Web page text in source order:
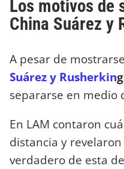
Los motivos de
China Suárez y
A pesar de
Suárez y Rusherkin
separarse en medio
En LAM contaron
distancia y
verdadero de esta